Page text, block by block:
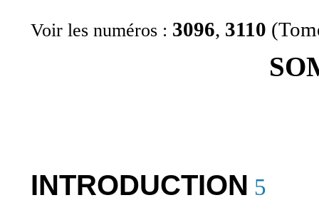
Voir les numéros : 3096, 3110
INTRODUCTION 5